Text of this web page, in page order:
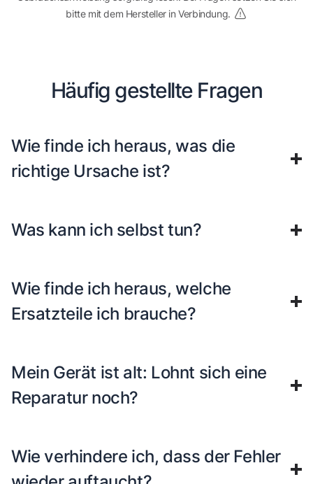
bitte mit dem Hersteller in Verbindung.
Häufig gestellte Fragen
Wie finde ich heraus, was die
richtige Ursache ist?
Was kann ich selbst tun?
Wie finde ich heraus, welche
Ersatzteile ich brauche?
Mein Gerät ist alt: Lohnt sich eine
Reparatur noch?
Wie verhindere ich, dass der Fehler